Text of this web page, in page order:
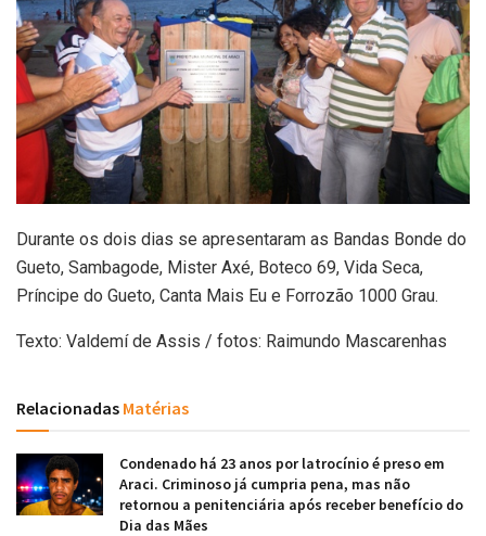
Durante os dois dias se apresentaram as Bandas Bonde do
Gueto, Sambagode, Mister Axé, Boteco 69, Vida Seca,
Príncipe do Gueto, Canta Mais Eu e Forrozão 1000 Grau.
Texto: Valdemí de Assis / fotos: Raimundo Mascarenhas
Relacionadas Matérias
Condenado há 23 anos por latrocínio é preso em
Araci. Criminoso já cumpria pena, mas não
retornou a penitenciária após receber benefício do
Dia das Mães